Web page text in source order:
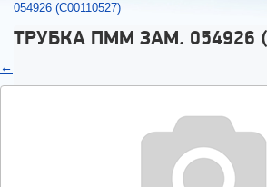
054926 (C00110527)
ТРУБКА ПММ ЗАМ. 054926
←